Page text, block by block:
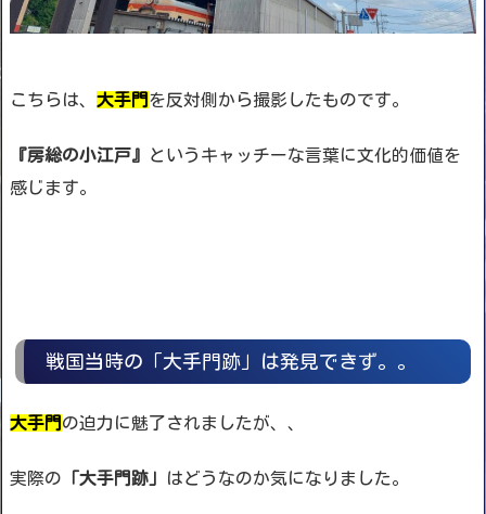
こちらは、 大手門 を反対側から撮影したものです。
『房総の小江戸』
というキャッチーな言葉に文化的価値を
感じます。
戦国当時の「大手門跡」は発見できず。。
大手門 の迫力に魅了されましたが、、
実際の 「大手門跡」 はどうなのか気になりました。